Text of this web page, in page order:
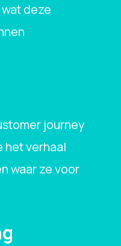
deze
journey
het verhaal
waar ze voor